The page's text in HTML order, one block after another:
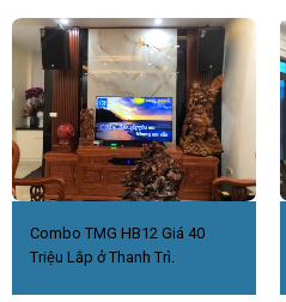
Combo TMG HB12 Giá 40
Triệu Lắp ở Thanh Trì.